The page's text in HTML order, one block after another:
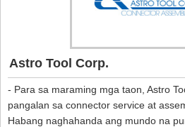
Astro Tool Corp.
- Para sa maraming mga taon, Astro
pangalan sa connector service at
Habang naghahanda ang mundo na